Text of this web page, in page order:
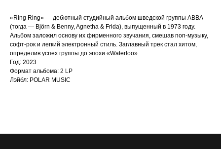
«Ring Ring» — дебютный студийный альбом шведской группы ABBA
(тогда — Björn & Benny, Agnetha & Frida), выпущенный в 1973 году.
Альбом заложил основу их фирменного звучания, смешав поп-музыку,
софт-рок и легкий электронный стиль. Заглавный трек стал хитом,
определив успех группы до эпохи «Waterloo».
Год: 2023
Формат альбома: 2 LP
Лэйбл: POLAR MUSIC